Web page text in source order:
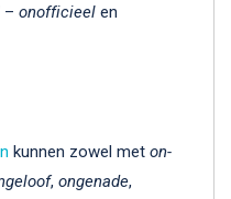
– onofficieel en
kunnen zowel met on-
, ongenade,